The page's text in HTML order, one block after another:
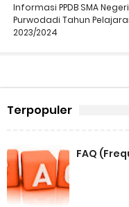
Informasi PPDB SMA Negeri
Purwodadi Tahun
2023/2024
Terpopuler
FAQ